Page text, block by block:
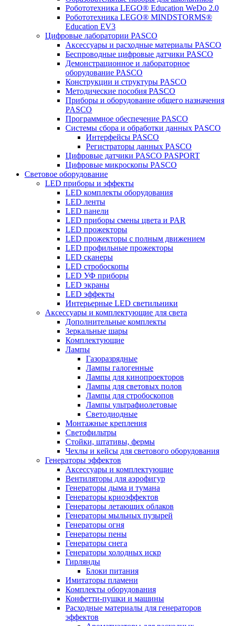
Робототехника LEGO® Education WeDo 2.0
Робототехника LEGO® MINDSTORMS®
Education EV3
Цифровые лаборатории PASCO
Аксессуары и расходные материалы PASCO
Беспроводные цифровые датчики PASCO
Демонстрационное и лабораторное
оборудование PASCO
Конструкции и структуры PASCO
Методические пособия PASCO
Приборы и оборудование общего назначения
PASCO
Программное обеспечение PASCO
Системы сбора и обработки данных PASCO
Интерфейсы PASCO
Регистраторы данных PASCO
Цифровые датчики PASCO PASPORT
Цифровые микроскопы PASCO
Световое оборудование
LED приборы и эффекты
LED комплекты оборудования
LED ленты
LED панели
LED приборы смены цвета и PAR
LED прожекторы
LED прожекторы с полным движением
LED профильные прожекторы
LED сканеры
LED стробоскопы
LED УФ приборы
LED экраны
LED эффекты
Интерьерные LED светильники
Аксессуары и комплектующие для света
Дополнительные комплекты
Зеркальные шары
Комплектующие
Лампы
Газоразрядные
Лампы галогенные
Лампы для кинопроекторов
Лампы для световых полов
Лампы для стробоскопов
Лампы ультрафиолетовые
Светодиодные
Монтажные крепления
Светофильтры
Стойки, штативы, фермы
Чехлы и кейсы для светового оборудования
Генераторы эффектов
Аксессуары и комплектующие
Вентиляторы для аэрофигур
Генераторы дыма и тумана
Генераторы криоэффектов
Генераторы летающих облаков
Генераторы мыльных пузырей
Генераторы огня
Генераторы пены
Генераторы снега
Генераторы холодных искр
Гирлянды
Блоки питания
Имитаторы пламени
Комплекты оборудования
Конфетти-пушки и машины
Расходные материалы для генераторов
эффектов